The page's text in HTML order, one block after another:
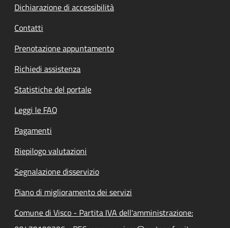
Dichiarazione di accessibilità
Contatti
Prenotazione appuntamento
Richiedi assistenza
Statistiche del portale
Leggi le FAQ
Pagamenti
Riepilogo valutazioni
Segnalazione disservizio
Piano di miglioramento dei servizi
Comune di Visco - Partita IVA dell'amministrazione: